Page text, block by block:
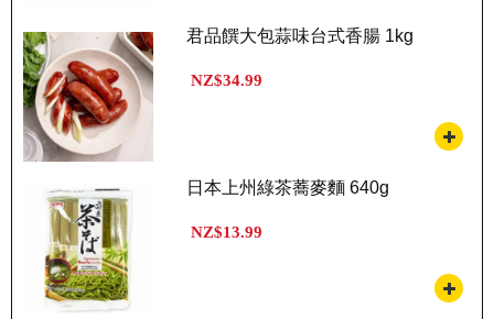
君品饌大包蒜味台式香腸 1kg
NZ$34.99
日本上州綠茶蕎麥麵 640g
NZ$13.99